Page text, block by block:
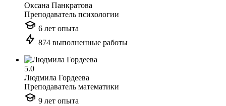
Оксана Панкратова
Преподаватель психологии
6 лет опыта
874 выполненные работы
5.0
Людмила Гордеева
Преподаватель математики
9 лет опыта